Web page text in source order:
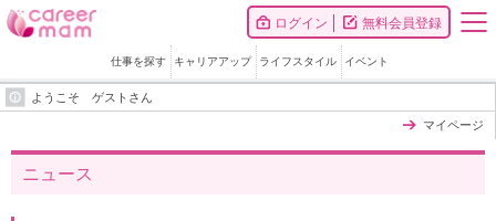
ログイン 無料会員登録
仕事を探す キャリアアップ ライフスタイル イベント
ようこそ ゲストさん
マイページ
ニュース